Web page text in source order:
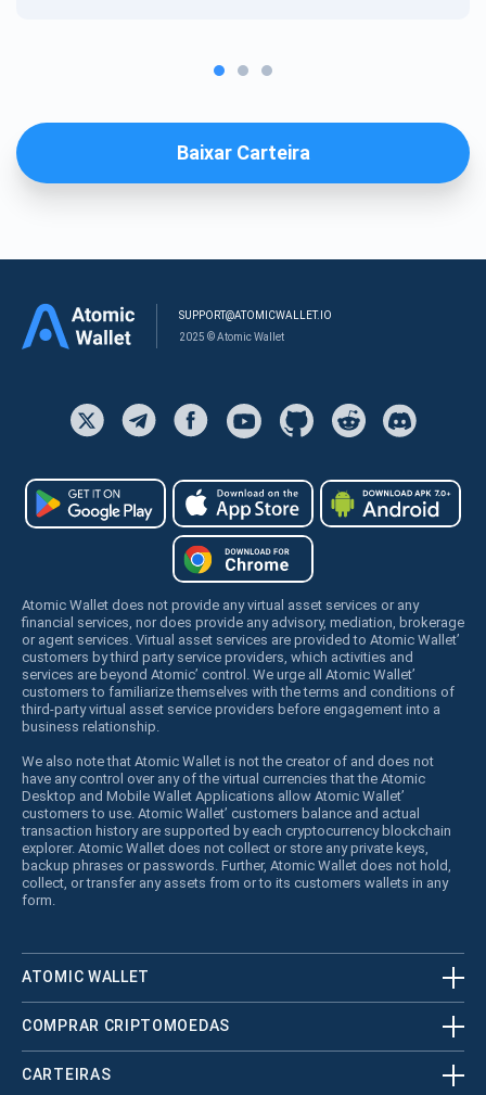
Baixar Carteira
SUPPORT@ATOMICWALLET.IO
2025 © Atomic Wallet
Atomic Wallet does not provide any virtual asset services or any
financial services, nor does provide any advisory, mediation, brokerage
or agent services. Virtual asset services are provided to Atomic Wallet’
customers by third party service providers, which activities and
services are beyond Atomic’ control. We urge all Atomic Wallet’
customers to familiarize themselves with the terms and conditions of
third-party virtual asset service providers before engagement into a
business relationship.
We also note that Atomic Wallet is not the creator of and does not
have any control over any of the virtual currencies that the Atomic
Desktop and Mobile Wallet Applications allow Atomic Wallet’
customers to use. Atomic Wallet’ customers balance and actual
transaction history are supported by each cryptocurrency blockchain
explorer. Atomic Wallet does not collect or store any private keys,
backup phrases or passwords. Further, Atomic Wallet does not hold,
collect, or transfer any assets from or to its customers wallets in any
form.
ATOMIC WALLET
COMPRAR CRIPTOMOEDAS
CARTEIRAS